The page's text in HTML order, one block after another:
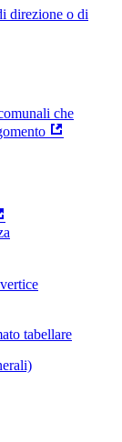
direzione o di
che
tabellare